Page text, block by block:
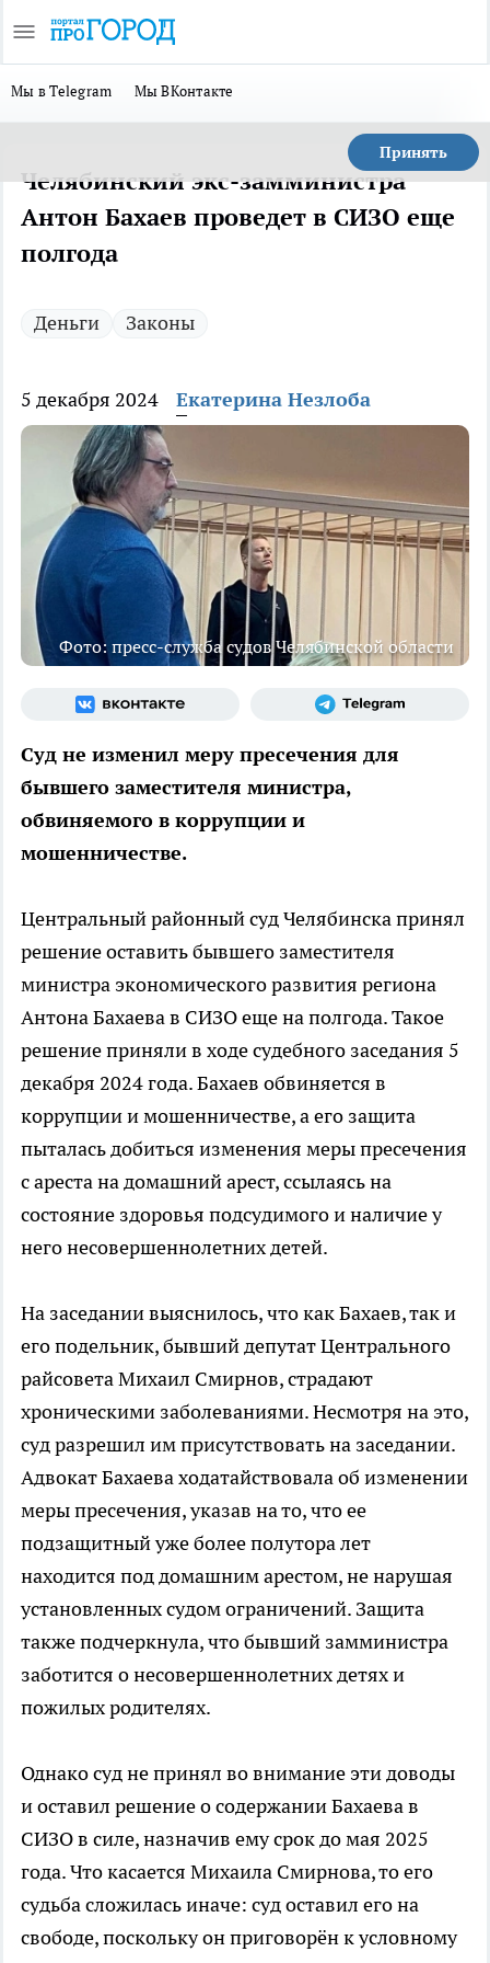
Мы в Telegram Мы ВКонтакте
Принять
Челябинский экс-замминистра
Антон Бахаев проведет в СИЗО еще
полгода
Деньги Законы
5 декабря 2024 Екатерина Незлоба
Фото: пресс-служба судов Челябинской области
Суд не изменил меру пресечения для
бывшего заместителя министра,
обвиняемого в коррупции и
мошенничестве.
Центральный районный суд Челябинска принял
решение оставить бывшего заместителя
министра экономического развития региона
Антона Бахаева в СИЗО еще на полгода. Такое
решение приняли в ходе судебного заседания 5
декабря 2024 года. Бахаев обвиняется в
коррупции и мошенничестве, а его защита
пыталась добиться изменения меры пресечения
с ареста на домашний арест, ссылаясь на
состояние здоровья подсудимого и наличие у
него несовершеннолетних детей.
На заседании выяснилось, что как Бахаев, так и
его подельник, бывший депутат Центрального
райсовета Михаил Смирнов, страдают
хроническими заболеваниями. Несмотря на это,
суд разрешил им присутствовать на заседании.
Адвокат Бахаева ходатайствовала об изменении
меры пресечения, указав на то, что ее
подзащитный уже более полутора лет
находится под домашним арестом, не нарушая
установленных судом ограничений. Защита
также подчеркнула, что бывший замминистра
заботится о несовершеннолетних детях и
пожилых родителях.
Однако суд не принял во внимание эти доводы
и оставил решение о содержании Бахаева в
СИЗО в силе, назначив ему срок до мая 2025
года. Что касается Михаила Смирнова, то его
судьба сложилась иначе: суд оставил его на
свободе, поскольку он приговорён к условному